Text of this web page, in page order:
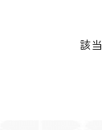
該